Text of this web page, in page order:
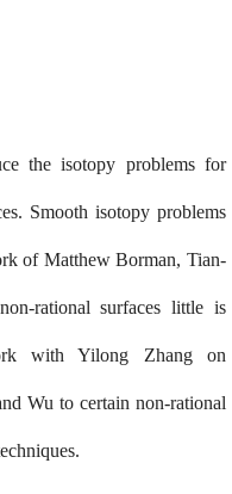
the isotopy problems for
Smooth isotopy problems
of Matthew Borman, Tian-
rational surfaces little is
with Yilong Zhang on
Wu to certain non-rational